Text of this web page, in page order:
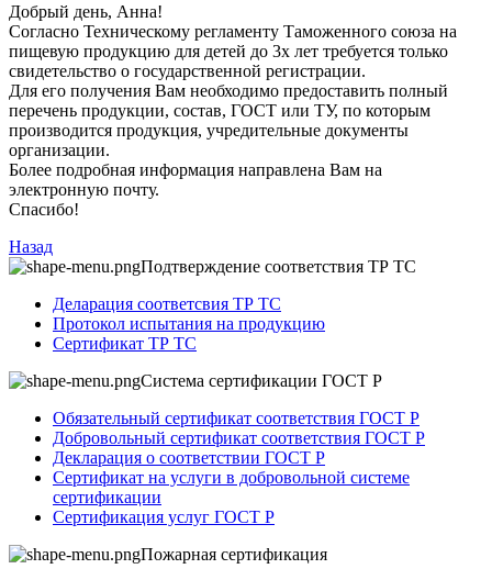
Добрый день, Анна!
Согласно Техническому регламенту Таможенного союза на
пищевую продукцию для детей до 3х лет требуется только
свидетельство о государственной регистрации.
Для его получения Вам необходимо предоставить полный
перечень продукции, состав, ГОСТ или ТУ, по которым
производится продукция, учредительные документы
организации.
Более подробная информация направлена Вам на
электронную почту.
Спасибо!
Назад
Подтверждение соответствия ТР ТС
Деларация соответсвия ТР ТС
Протокол испытания на продукцию
Сертификат ТР ТС
Система сертификации ГОСТ Р
Обязательный сертификат соответствия ГОСТ Р
Добровольный сертификат соответствия ГОСТ Р
Декларация о соответствии ГОСТ Р
Сертификат на услуги в добровольной системе
сертификации
Сертификация услуг ГОСТ Р
Пожарная сертификация